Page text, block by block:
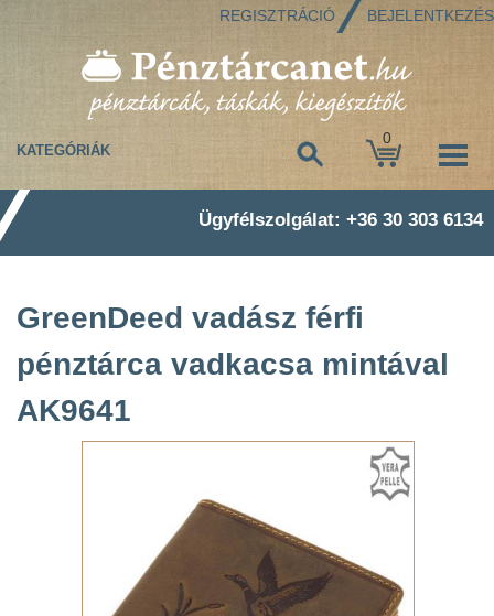
REGISZTRÁCIÓ BEJELENTKEZÉS
0
KATEGÓRIÁK
Ügyfélszolgálat: +36 30 303 6134
GreenDeed vadász férfi
pénztárca vadkacsa mintával
AK9641